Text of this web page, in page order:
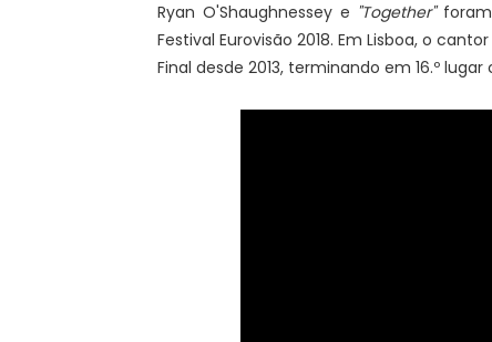
Ryan O'Shaughnessey e "Together"foram
Festival Eurovisão 2018. Em Lisboa, o
Final desde 2013, terminando em 16.º